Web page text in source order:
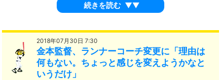
続きを読む ▼▼
2018年07月30日 7:30
金本監督、ランナーコーチ変更に「理由は
何もない。ちょっと感じを変えようかなと
いうだけ」